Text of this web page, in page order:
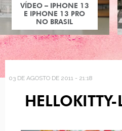
VÍDEO – IPHONE 13
E IPHONE 13 PRO
NO BRASIL
03 DE AGOSTO DE 2011 - 21:18